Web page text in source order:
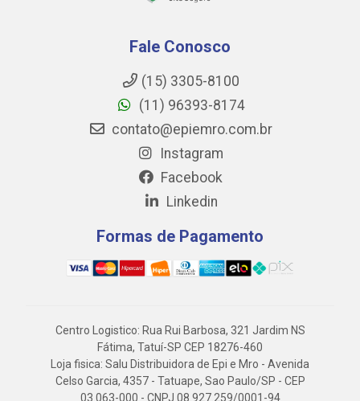
Fale Conosco
(15) 3305-8100
(11) 96393-8174
contato@epiemro.com.br
Instagram
Facebook
Linkedin
Formas de Pagamento
Centro Logistico: Rua Rui Barbosa, 321 Jardim NS
Fátima, Tatuí-SP CEP 18276-460
Loja fisica: Salu Distribuidora de Epi e Mro - Avenida
Celso Garcia, 4357 - Tatuape, Sao Paulo/SP - CEP
03.063-000 - CNPJ 08.927.259/0001-94